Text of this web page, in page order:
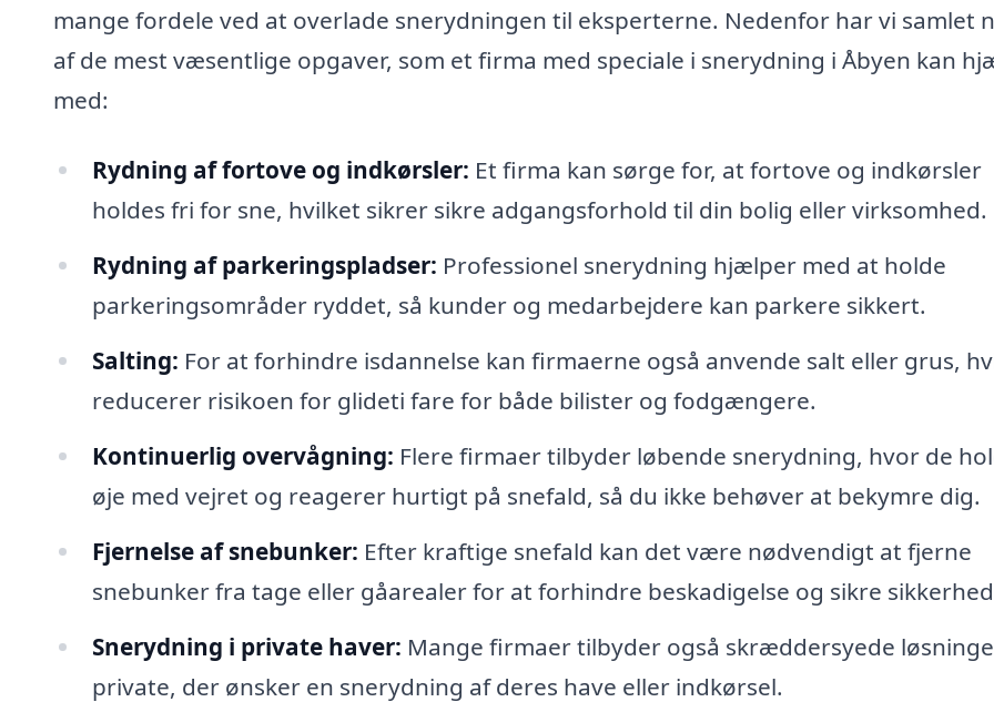
mange fordele ved at overlade snerydningen til eksperterne. Nedenfor har vi samlet
af de mest væsentlige opgaver, som et firma med speciale i snerydning i Åbyen kan
med:
Rydning af fortove og indkørsler: Et firma kan sørge for, at fortove og indkørsler
holdes fri for sne, hvilket sikrer sikre adgangsforhold til din bolig eller virksomhed.
Rydning af parkeringspladser: Professionel snerydning hjælper med at holde
parkeringsområder ryddet, så kunder og medarbejdere kan parkere sikkert.
Salting: For at forhindre isdannelse kan firmaerne også anvende salt eller grus,
reducerer risikoen for glideti fare for både bilister og fodgængere.
Kontinuerlig overvågning: Flere firmaer tilbyder løbende snerydning, hvor de
øje med vejret og reagerer hurtigt på snefald, så du ikke behøver at bekymre dig.
Fjernelse af snebunker: Efter kraftige snefald kan det være nødvendigt at fjerne
snebunker fra tage eller gåarealer for at forhindre beskadigelse og sikre
Snerydning i private haver: Mange firmaer tilbyder også skræddersyede
private, der ønsker en snerydning af deres have eller indkørsel.